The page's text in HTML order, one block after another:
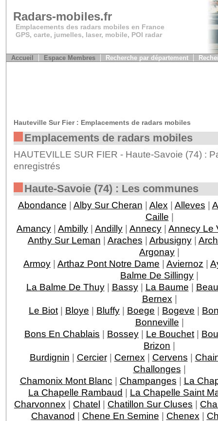
Radars-mobiles.fr
Emplacements des radars mobiles en France
GPS, carte, jumelles, laser, mobile, POI radar
Accueil Espace Membres Recherche par département
Hauteville Sur Fier : Emplacements de radars mobiles
Emplacements de radars mobiles
HAUTEVILLE SUR FIER - Haute-Savoie (74) :
enregistrés
Haute-Savoie (74) : Les communes
Abondance | Alby Sur Cheran | Alex | Alleves |
Caille |
Amancy | Ambilly | Andilly | Annecy | Annecy Le
Anthy Sur Leman | Araches | Arbusigny|
Argonay |
Armoy | Arthaz Pont Notre Dame | Aviernoz |
Balme De Sillingy |
La Balme De Thuy| Bassy| La Baume |
Bernex |
Le Biot | Bloye | Bluffy | Boege | Bogeve |
Bonneville |
Bons En Chablais | Bossey | Le Bouchet |
Brizon |
Burdignin | Cercier| Cernex | Cervens |
Challonges |
Chamonix Mont Blanc | Champanges | La
La Chapelle Rambaud | La Chapelle Saint
Charvonnex | Chatel | Chatillon Sur Cluses |
Chavanod | Chene En Semine | Chenex |